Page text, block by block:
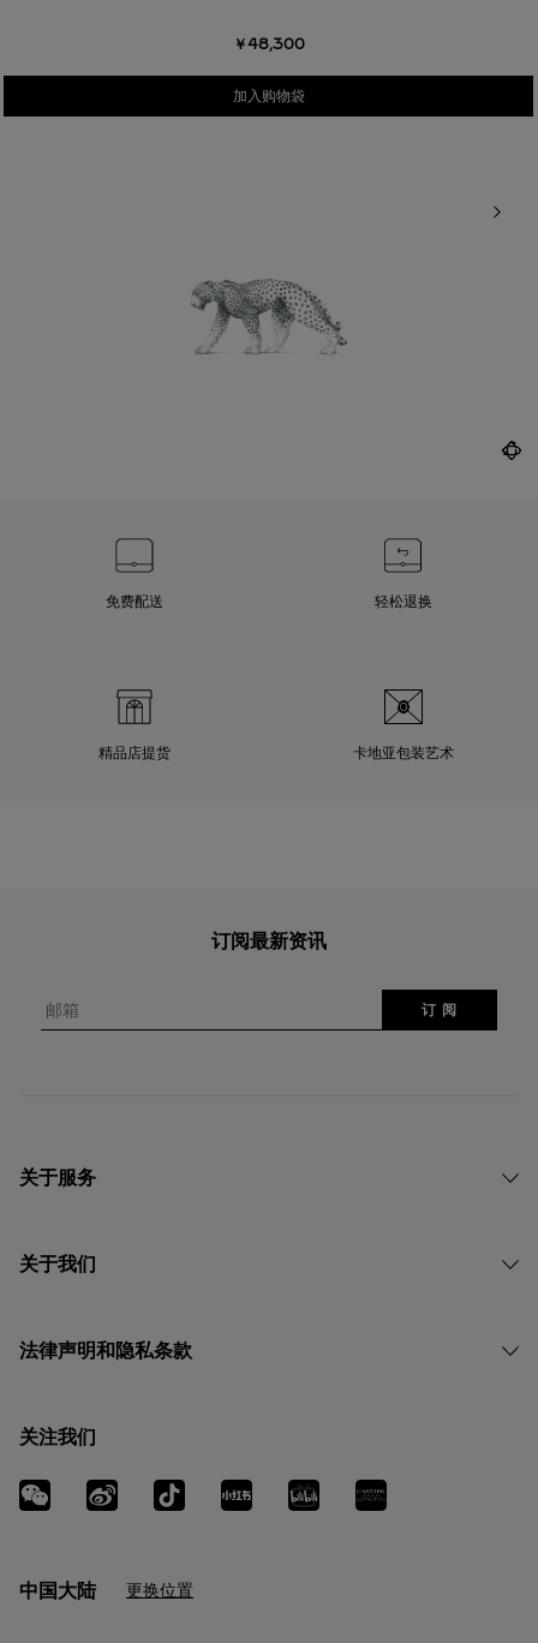
￥48,300
加入购物袋
免费配送 轻松退换
精品店提货 卡地亚包装艺术
订阅最新资讯
邮箱 订 阅
关于服务
关于我们
法律声明和隐私条款
关注我们
中国大陆 更换位置